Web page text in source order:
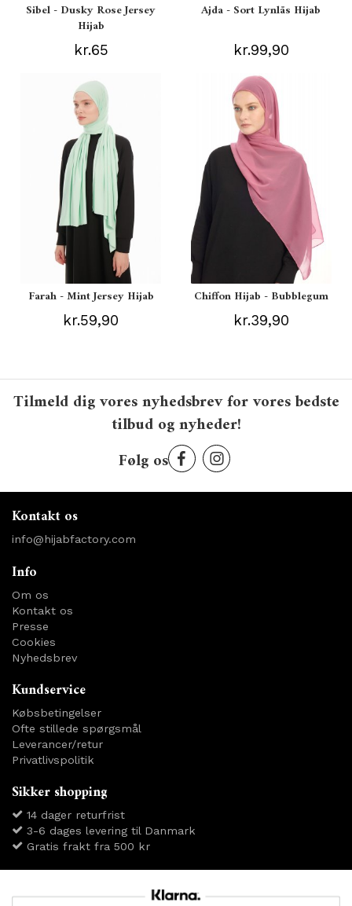
Sibel - Dusky Rose Jersey
Hijab
kr.65
Ajda - Sort Lynlås Hijab
kr.99,90
Farah - Mint Jersey Hijab
kr.59,90
Chiffon Hijab - Bubblegum
kr.39,90
Tilmeld dig vores nyhedsbrev for vores bedste
tilbud og nyheder!
Følg os
Kontakt os
info@hijabfactory.com
Info
Om os
Kontakt os
Presse
Cookies
Nyhedsbrev
Kundservice
Købsbetingelser
Ofte stillede spørgsmål
Leverancer/retur
Privatlivspolitik
Sikker shopping
14 dager returfrist
3-6 dages levering til Danmark
Gratis frakt fra 500 kr